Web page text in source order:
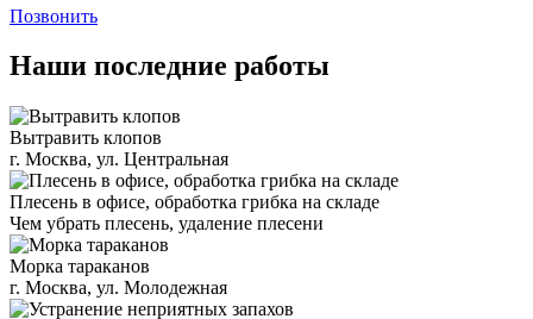
Позвонить
Наши последние работы
Вытравить клопов
г. Москва, ул. Центральная
Плесень в офисе, обработка грибка на складе
Чем убрать плесень, удаление плесени
Морка тараканов
г. Москва, ул. Молодежная